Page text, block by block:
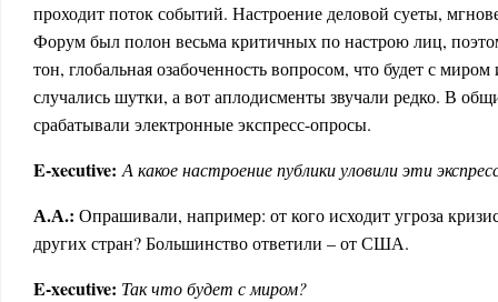
проходит поток событий. Настроение деловой суеты,
Форум был полон весьма критичных по настрою лиц,
тон, глобальная озабоченность вопросом, что будет с
случались шутки, а вот аплодисменты звучали редко. В
срабатывали электронные экспресс-опросы.
E-xecutive:А какое настроение публики уловили эти
А.А.: Опрашивали, например: от кого исходит угроза
других стран? Большинство ответили – от США.
E-xecutive: Так что будет с миром?